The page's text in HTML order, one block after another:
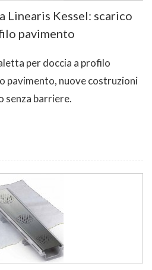
Linearis Kessel: scarico
pavimento
per doccia a profilo
pavimento, nuove costruzioni
senza barriere.